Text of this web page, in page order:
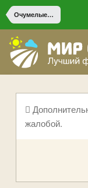
Очумелые ручки
жалобой.